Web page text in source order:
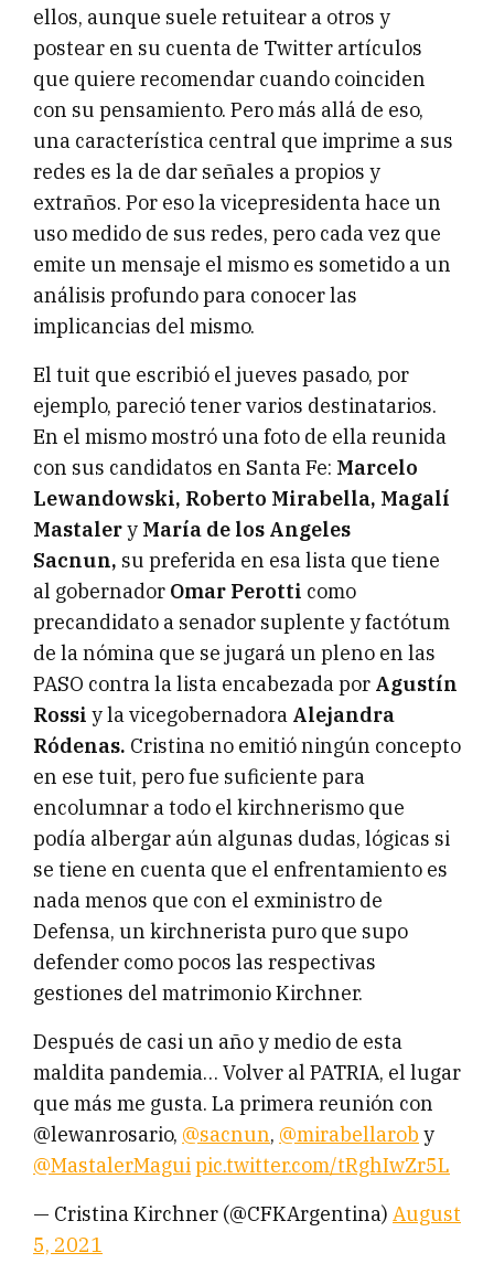
ellos, aunque suele retuitear a otros y
postear en su cuenta de Twitter artículos
que quiere recomendar cuando coinciden
con su pensamiento. Pero más allá de eso,
una característica central que imprime a sus
redes es la de dar señales a propios y
extraños. Por eso la vicepresidenta hace un
uso medido de sus redes, pero cada vez que
emite un mensaje el mismo es sometido a un
análisis profundo para conocer las
implicancias del mismo.
El tuit que escribió el jueves pasado, por
ejemplo, pareció tener varios destinatarios.
En el mismo mostró una foto de ella reunida
con sus candidatos en Santa Fe: Marcelo
Lewandowski, Roberto Mirabella, Magalí
Mastalery María de los Angeles
Sacnun, su preferida en esa lista que tiene
al gobernador Omar Perotti como
precandidato a senador suplente y factótum
de la nómina que se jugará un pleno en las
PASO contra la lista encabezada por Agustín
Rossi y la vicegobernadora Alejandra
Ródenas. Cristina no emitió ningún concepto
en ese tuit, pero fue suficiente para
encolumnar a todo el kirchnerismo que
podía albergar aún algunas dudas, lógicas si
se tiene en cuenta que el enfrentamiento es
nada menos que con el exministro de
Defensa, un kirchnerista puro que supo
defender como pocos las respectivas
gestiones del matrimonio Kirchner.
Después de casi un año y medio de esta
maldita pandemia… Volver al PATRIA, el lugar
que más me gusta. La primera reunión con
@lewanrosario, @sacnun, @mirabellarob y
@MastalerMaguipic.twitter.com/tRghIwZr5L
— Cristina Kirchner (@CFKArgentina) August
5, 2021